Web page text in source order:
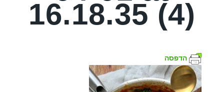
16.18.35 (4)
הדפסה